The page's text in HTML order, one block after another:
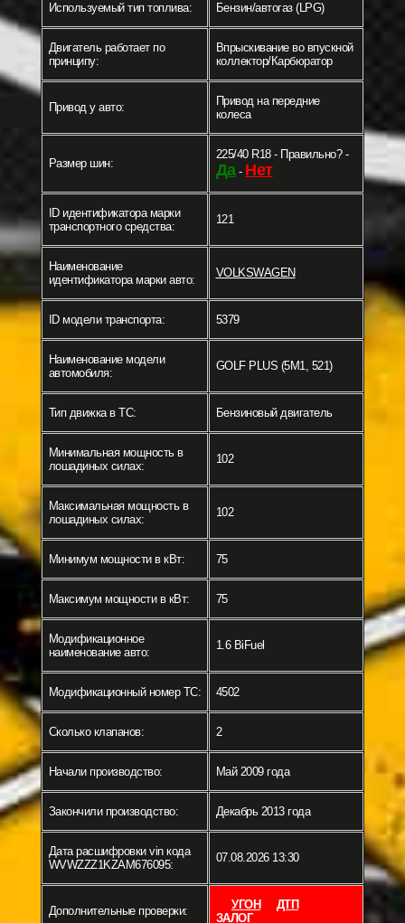
Используемый тип топлива: Бензин/автогаз (LPG)
Двигатель работает по
принципу:
Впрыскивание во впускной
коллектор/Карбюратор
Привод у авто:
Привод на передние
колеса
Размер шин:
225/40 R18 - Правильно? -
Да- Нет
ID идентификатора марки
транспортного средства:
121
Наименование
идентификатора марки авто:
VOLKSWAGEN
ID модели транспорта: 5379
Наименование модели
автомобиля:
GOLF PLUS (5M1, 521)
Тип движка в ТС: Бензиновый двигатель
Минимальная мощность в
лошадиных силах:
102
Максимальная мощность в
лошадиных силах:
102
Минимум мощности в кВт: 75
Максимум мощности в кВт: 75
Модификационное
наименование авто:
1.6 BiFuel
Модификационный номер ТС: 4502
Сколько клапанов: 2
Начали производство: Май 2009 года
Закончили производство: Декабрь 2013 года
Дата расшифровки vin кода
WVWZZZ1KZAM676095:
07.08.2026 13:30
Дополнительные проверки: УГОН
ДТП
ЗАЛОГ